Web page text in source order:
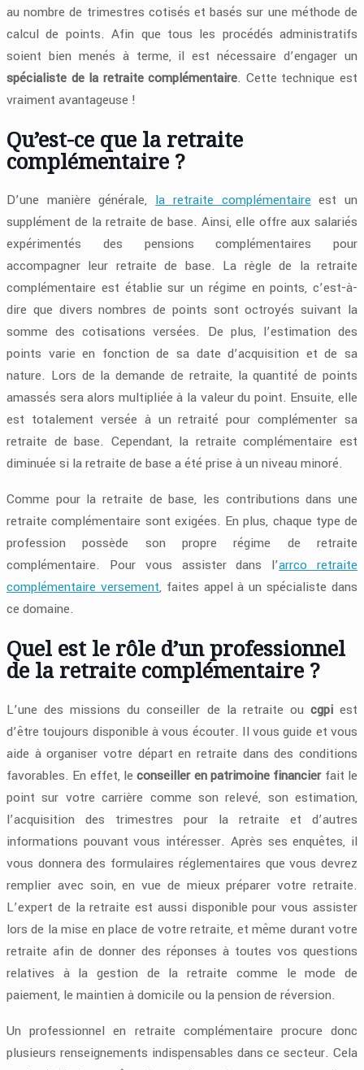
au nombre de trimestres cotisés et basés sur une méthode de
calcul de points. Afin que tous les procédés administratifs
soient bien menés à terme, il est nécessaire d’engager un
spécialiste de la retraite complémentaire. Cette technique est
vraiment avantageuse !
Qu’est-ce que la retraite
complémentaire ?
D’une manière générale, la retraite complémentaireest un
supplément de la retraite de base. Ainsi, elle offre aux salariés
expérimentés des pensions complémentaires pour
accompagner leur retraite de base. La règle de la retraite
complémentaire est établie sur un régime en points, c’est-à-
dire que divers nombres de points sont octroyés suivant la
somme des cotisations versées. De plus, l’estimation des
points varie en fonction de sa date d’acquisition et de sa
nature. Lors de la demande de retraite, la quantité de points
amassés sera alors multipliée à la valeur du point. Ensuite, elle
est totalement versée à un retraité pour complémenter sa
retraite de base. Cependant, la retraite complémentaire est
diminuée si la retraite de base a été prise à un niveau minoré.
Comme pour la retraite de base, les contributions dans une
retraite complémentaire sont exigées. En plus, chaque type de
profession possède son propre régime de retraite
complémentaire. Pour vous assister dans l’arrco retraite
complémentaire versement, faites appel à un spécialiste dans
ce domaine.
Quel est le rôle d’un professionnel
de la retraite complémentaire ?
L’une des missions du conseiller de la retraite ou cgpiest
d’être toujours disponible à vous écouter. Il vous guide et vous
aide à organiser votre départ en retraite dans des conditions
favorables. En effet, leconseiller en patrimoine financierfait le
point sur votre carrière comme son relevé, son estimation,
l’acquisition des trimestres pour la retraite et d’autres
informations pouvant vous intéresser. Après ses enquêtes, il
vous donnera des formulaires réglementaires que vous devrez
remplier avec soin, en vue de mieux préparer votre retraite.
L’expert de la retraite est aussi disponible pour vous assister
lors de la mise en place de votre retraite, et même durant votre
retraite afin de donner des réponses à toutes vos questions
relatives à la gestion de la retraite comme le mode de
paiement, le maintien à domicile ou la pension de réversion.
Un professionnel en retraite complémentaire procure donc
plusieurs renseignements indispensables dans ce secteur. Cela